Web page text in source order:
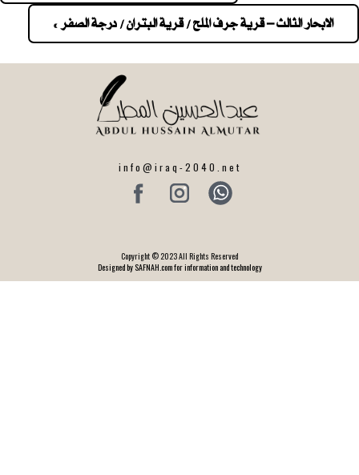
navigation
الابحار الثالث – قرية جرف الملح / قرية البتران / درجة الصفر »
info@iraq-2040.net
Copyright © 2023 All Rights Reserved
Designed by SAFNAH.com for information and technology